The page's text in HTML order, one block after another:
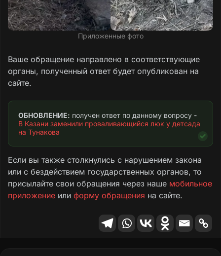
Приложенные фото
Ваше обращение направлено в соответствующие
органы, полученный ответ будет опубликован на
сайте.
ОБНОВЛЕНИЕ:
В Казани заменили проваливающийся люк у детсада
на Тунакова
Если вы также столкнулись с нарушением закона
или с бездействием государственных органов, то
присылайте свои обращения через наше мобильное
приложение или форму обращения на сайте.